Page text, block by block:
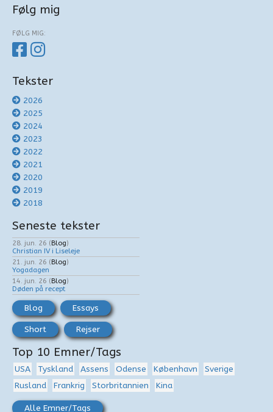
Følg mig
FØLG MIG:
Tekster
2026
2025
2024
2023
2022
2021
2020
2019
2018
Seneste tekster
28. jun. 26 (Blog)
Christian IV i Liseleje
21. jun. 26 (Blog)
Yogadagen
14. jun. 26 (Blog)
Døden på recept
Blog Essays
Short Rejser
Top 10 Emner/Tags
USA Tyskland Assens Odense København
Sverige
Rusland
Frankrig Storbritannien Kina
Alle Emner/Tags